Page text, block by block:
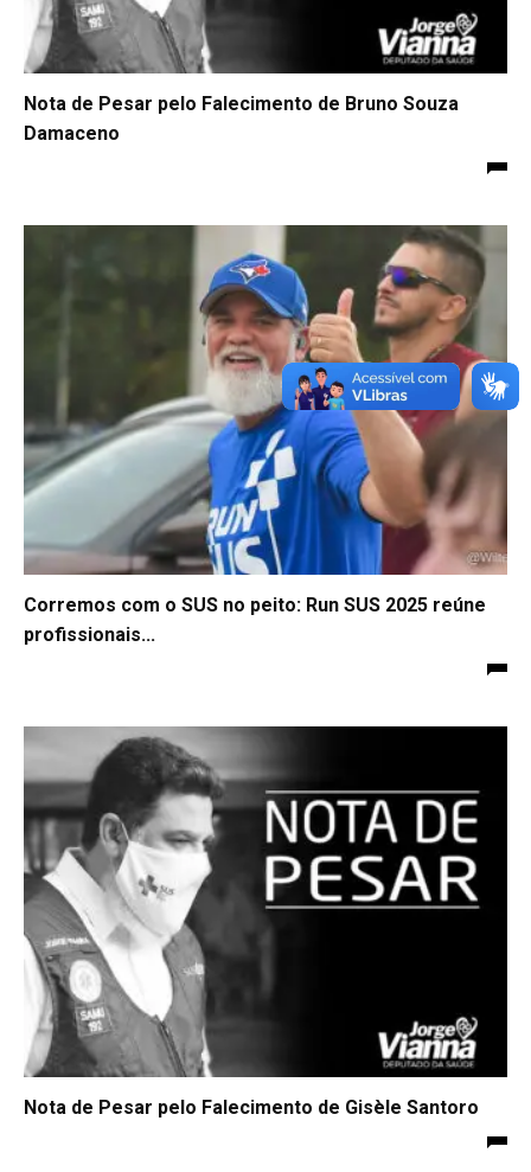
Nota de Pesar pelo Falecimento de Bruno Souza
Damaceno
Corremos com o SUS no peito: Run SUS 2025 reúne
profissionais...
Nota de Pesar pelo Falecimento de Gisèle Santoro